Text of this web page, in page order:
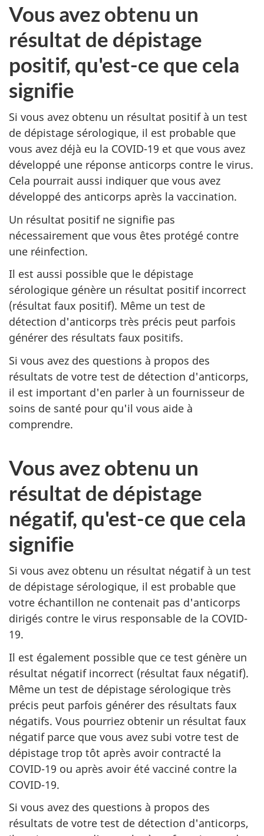
Vous avez obtenu un
résultat de dépistage
positif, qu'est-ce que cela
signifie
Si vous avez obtenu un résultat positif à un test
de dépistage sérologique, il est probable que
vous avez déjà eu la COVID-19 et que vous avez
développé une réponse anticorps contre le virus.
Cela pourrait aussi indiquer que vous avez
développé des anticorps après la vaccination.
Un résultat positif ne signifie pas
nécessairement que vous êtes protégé contre
une réinfection.
Il est aussi possible que le dépistage
sérologique génère un résultat positif incorrect
(résultat faux positif). Même un test de
détection d'anticorps très précis peut parfois
générer des résultats faux positifs.
Si vous avez des questions à propos des
résultats de votre test de détection d'anticorps,
il est important d'en parler à un fournisseur de
soins de santé pour qu'il vous aide à
comprendre.
Vous avez obtenu un
résultat de dépistage
négatif, qu'est-ce que cela
signifie
Si vous avez obtenu un résultat négatif à un test
de dépistage sérologique, il est probable que
votre échantillon ne contenait pas d'anticorps
dirigés contre le virus responsable de la COVID-
19.
Il est également possible que ce test génère un
résultat négatif incorrect (résultat faux négatif).
Même un test de dépistage sérologique très
précis peut parfois générer des résultats faux
négatifs. Vous pourriez obtenir un résultat faux
négatif parce que vous avez subi votre test de
dépistage trop tôt après avoir contracté la
COVID-19 ou après avoir été vacciné contre la
COVID-19.
Si vous avez des questions à propos des
résultats de votre test de détection d'anticorps,